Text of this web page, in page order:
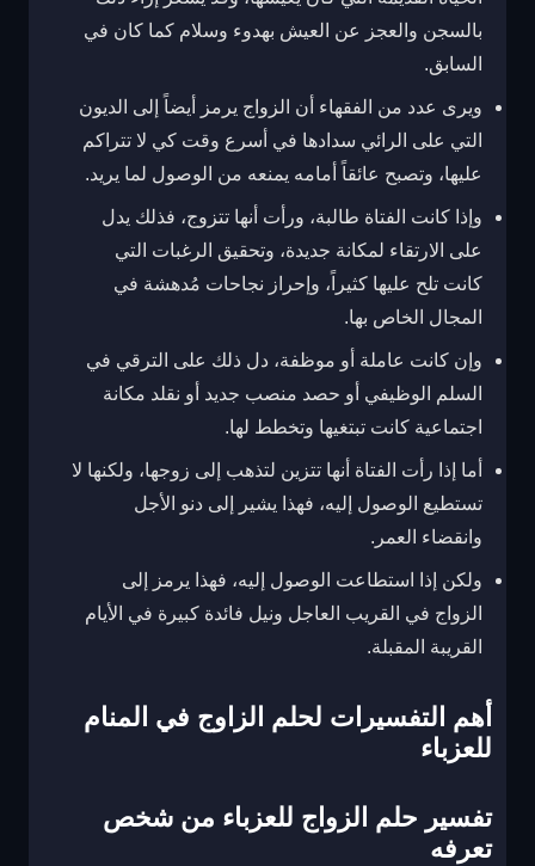
بالسجن والعجز عن العيش بهدوء وسلام كما كان في
السابق.
ويرى عدد من الفقهاء أن الزواج يرمز أيضاً إلى الديون
التي على الرائي سدادها في أسرع وقت كي لا تتراكم
عليها، وتصبح عائقاً أمامه يمنعه من الوصول لما يريد.
وإذا كانت الفتاة طالبة، ورأت أنها تتزوج، فذلك يدل
على الارتقاء لمكانة جديدة، وتحقيق الرغبات التي
كانت تلح عليها كثيراً، وإحراز نجاحات مُدهشة في
المجال الخاص بها.
وإن كانت عاملة أو موظفة، دل ذلك على الترقي في
السلم الوظيفي أو حصد منصب جديد أو نقلد مكانة
اجتماعية كانت تبتغيها وتخطط لها.
أما إذا رأت الفتاة أنها تتزين لتذهب إلى زوجها، ولكنها لا
تستطيع الوصول إليه، فهذا يشير إلى دنو الأجل
وانقضاء العمر.
ولكن إذا استطاعت الوصول إليه، فهذا يرمز إلى
الزواج في القريب العاجل ونيل فائدة كبيرة في الأيام
القريبة المقبلة.
أهم التفسيرات لحلم الزاوج في المنام
للعزباء
تفسير حلم الزواج للعزباء من شخص
تعرفه